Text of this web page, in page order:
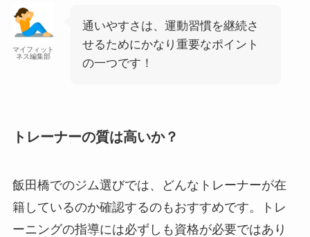
マイフィット
ネス編集部
通いやすさは、運動習慣を継続さ
せるためにかなり重要なポイント
の一つです！
トレーナーの質は高いか？
飯田橋でのジム選びでは、どんなトレーナーが在
籍しているのか確認するのもおすすめです。トレ
ーニングの指導には必ずしも資格が必要ではあり